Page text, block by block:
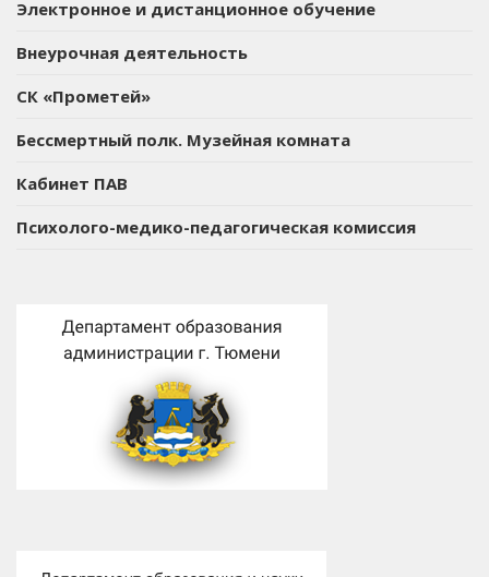
Электронное и дистанционное обучение
Внеурочная деятельность
СК «Прометей»
Бессмертный полк. Музейная комната
Кабинет ПАВ
Психолого-медико-педагогическая комиссия